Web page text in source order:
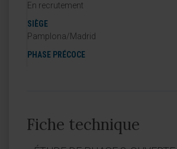
En recrutement
SIÈGE
Pamplona/Madrid
PHASE PRÉCOCE
Fiche technique